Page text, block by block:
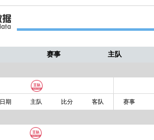
赛事 主队
日期 主队 比分 客队 赛事